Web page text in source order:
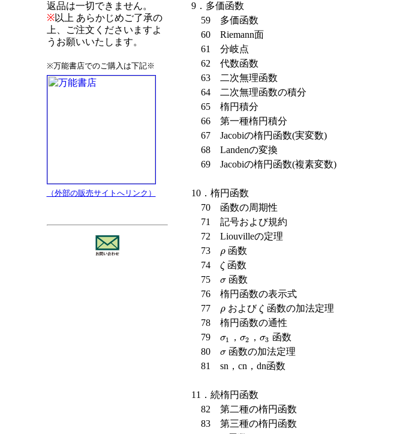
返品は一切できません。
※以上 あらかじめご了承の
上、ご注文くださいますよ
うお願いいたします。
※万能書店でのご購入は下記※
（外部の販売サイトへリンク）
9．多価函数
59 多価函数
60 Riemann面
61 分岐点
62 代数函数
63 二次無理函数
64 二次無理函数の積分
65 楕円積分
66 第一種楕円積分
67 Jacobiの楕円函数(実変数)
68 Landenの変換
69 Jacobiの楕円函数(複素変数)
10．楕円函数
70 函数の周期性
71 記号および規約
72 Liouvilleの定理
73
ρ
ρ函数
74 ζ
ζ 函数
75 σ
σ函数
76 楕円函数の表示式
77
ρ
ρおよびζ
ζ 函数の加法定理
78 楕円函数の通性
79 σ1
σ1 ， σ2
σ2 ， σ3
σ3 函数
80 σ
σ函数の加法定理
81 sn，cn，dn函数
11．続楕円函数
82 第二種の楕円函数
83 第三種の楕円函数